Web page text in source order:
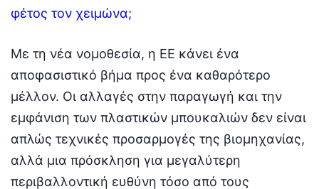
φέτος τον χειμώνα;
Με τη νέα νομοθεσία, η ΕΕ κάνει ένα
αποφασιστικό βήμα προς ένα καθαρότερο
μέλλον. Οι αλλαγές στην παραγωγή και την
εμφάνιση των πλαστικών μπουκαλιών δεν είναι
απλώς τεχνικές προσαρμογές της βιομηχανίας,
αλλά μια πρόσκληση για μεγαλύτερη
περιβαλλοντική ευθύνη τόσο από τους